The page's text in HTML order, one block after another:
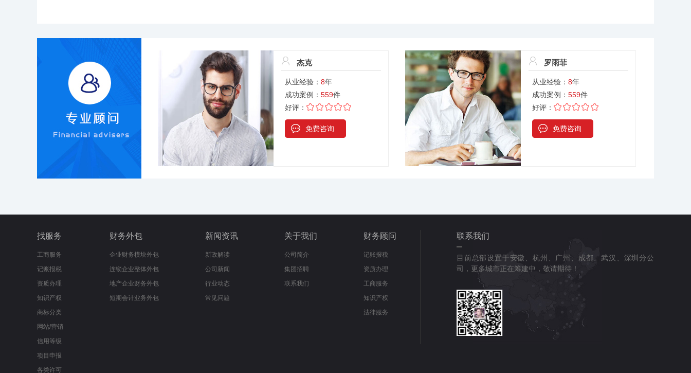
杰克
从业经验： 8年
成功案例： 559件
好评：
免费咨询
罗雨菲
从业经验： 8年
成功案例： 559件
好评：
免费咨询
找服务
工商服务
记账报税
资质办理
知识产权
商标分类
网站/营销
信用等级
项目申报
各类许可
财务外包
企业财务模块外包
连锁企业整体外包
地产企业财务外包
短期会计业务外包
新闻资讯
新政解读
公司新闻
行业动态
常见问题
关于我们
公司简介
集团招聘
联系我们
财务顾问
记账报税
资质办理
工商服务
知识产权
法律服务
联系我们
目前总部设置于安徽、杭州、广州、成都、武汉、深圳分公
司，更多城市正在筹建中，敬请期待！